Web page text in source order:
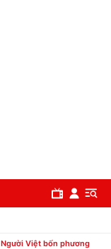
Người Việt bốn phương